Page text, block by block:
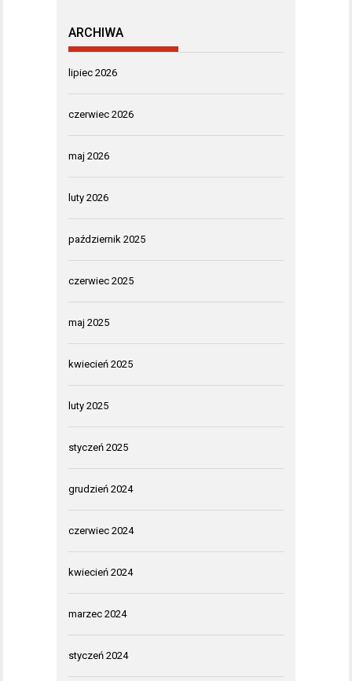
ARCHIWA
lipiec 2026
czerwiec 2026
maj 2026
luty 2026
październik 2025
czerwiec 2025
maj 2025
kwiecień 2025
luty 2025
styczeń 2025
grudzień 2024
czerwiec 2024
kwiecień 2024
marzec 2024
styczeń 2024